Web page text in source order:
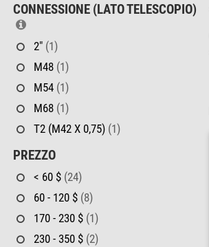
CONNESSIONE (LATO TELESCOPIO)
2" (1)
M48 (1)
M54 (1)
M68 (1)
T2 (M42 X 0,75) (1)
PREZZO
< 60 $ (24)
60 - 120 $ (8)
170 - 230 $ (1)
230 - 350 $ (2)